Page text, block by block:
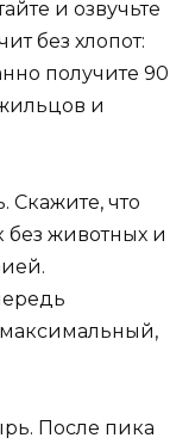
и озвучьте
без хлопот:
получите 90
и
Скажите, что
животных и
После пика